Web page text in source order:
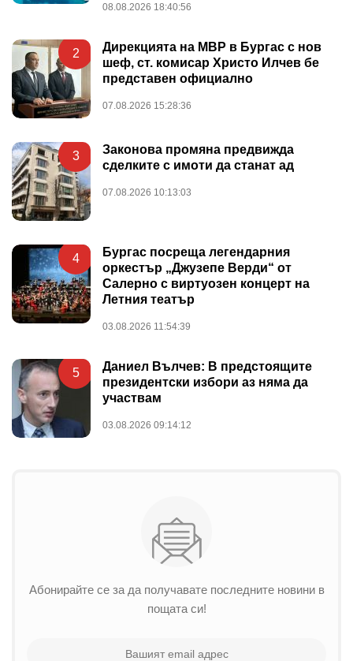
08.08.2026 18:40:56
2
Дирекцията на МВР в Бургас с нов
шеф, ст. комисар Христо Илчев бе
представен официално
07.08.2026 15:28:36
3
Законова промяна предвижда
сделките с имоти да станат ад
07.08.2026 10:13:03
4
Бургас посреща легендарния
оркестър „Джузепе Верди“ от
Салерно с виртуозен концерт на
Летния театър
03.08.2026 11:54:39
5
Даниел Вълчев: В предстоящите
президентски избори аз няма да
участвам
03.08.2026 09:14:12
Абонирайте се за да получавате последните новини в
пощата си!